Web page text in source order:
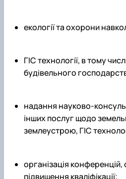
екології та охорони
ГІС технології, в тому
будівельного
надання науково-
інших послуг щодо
землеустрою, ГІС
організація конференцій,
підвищення кваліфікації;